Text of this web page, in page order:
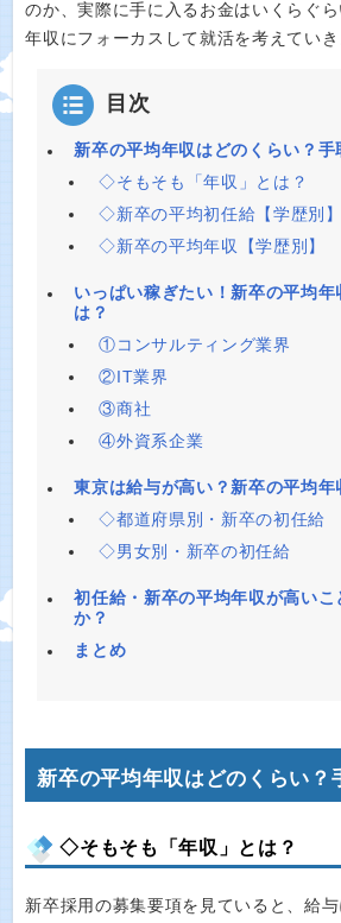
のか、実際に手に入るお金はいくらぐ
年収にフォーカスして就活を考えていき
目次
新卒の平均年収はどのくらい？手
◇そもそも「年収」とは？
◇新卒の平均初任給【学歴別】
◇新卒の平均年収【学歴別】
いっぱい稼ぎたい！新卒の平均年
は？
①コンサルティング業界
②IT業界
③商社
④外資系企業
東京は給与が高い？新卒の平均年
◇都道府県別・新卒の初任給
◇男女別・新卒の初任給
初任給・新卒の平均年収が高いこ
か？
まとめ
新卒の平均年収はどのくらい？
◇そもそも「年収」とは？
新卒採用の募集要項を見ていると、給